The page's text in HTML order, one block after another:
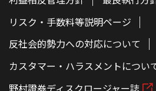
リスク・手数料等説明ページ
反社会的勢力への対応について
カスタマー・ハラスメントについ
野村證券ディスクロージャー誌